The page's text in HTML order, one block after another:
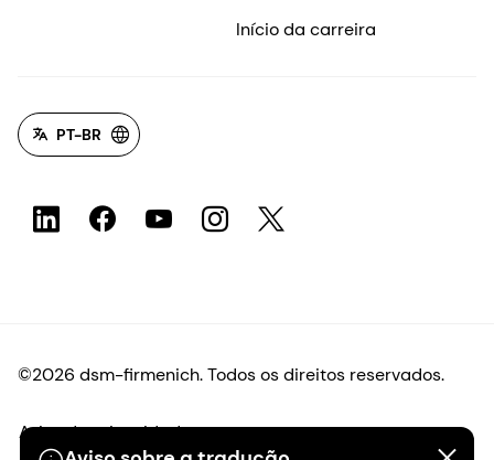
Início da carreira
PT-BR
©2026 dsm-firmenich. Todos os direitos reservados.
Aviso de privacidade